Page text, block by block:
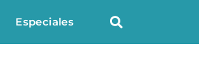
Especiales